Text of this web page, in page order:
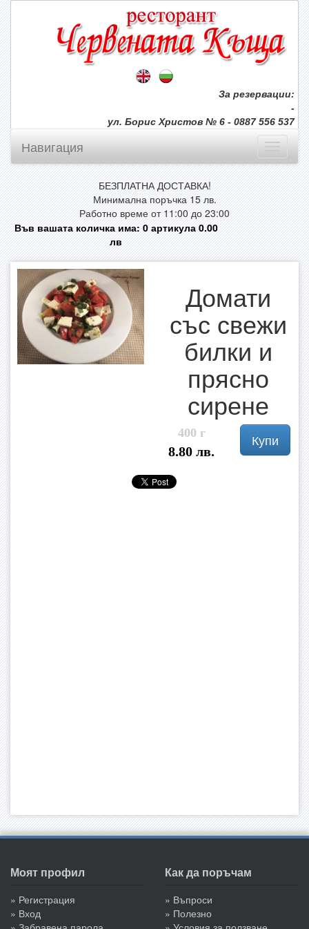
За резервации:
-
ул. Борис Христов № 6 - 0887 556 537
Навигация
БЕЗПЛАТНА ДОСТАВКА!
Минимална поръчка 15 лв.
Работно време от 11:00 до 23:00
Във вашата количка има:0артикула0.00
лв
Домати
със свежи
билки и
прясно
сирене
400 г
8.80 лв.
Купи
Моят профил
» Регистрация
» Вход
Как да поръчам
» Въпроси
» Полезно